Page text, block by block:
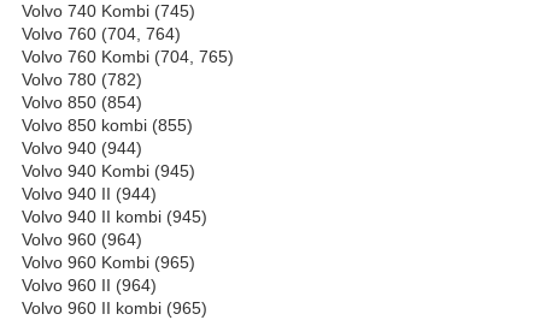
Volvo 740 Kombi (745)
Volvo 760 (704, 764)
Volvo 760 Kombi (704, 765)
Volvo 780 (782)
Volvo 850 (854)
Volvo 850 kombi (855)
Volvo 940 (944)
Volvo 940 Kombi (945)
Volvo 940 II (944)
Volvo 940 II kombi (945)
Volvo 960 (964)
Volvo 960 Kombi (965)
Volvo 960 II (964)
Volvo 960 II kombi (965)